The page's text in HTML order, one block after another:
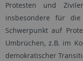
Protesten und
insbesondere für
Schwerpunkt auf
Umbrüchen, z.B. im
demokratischer